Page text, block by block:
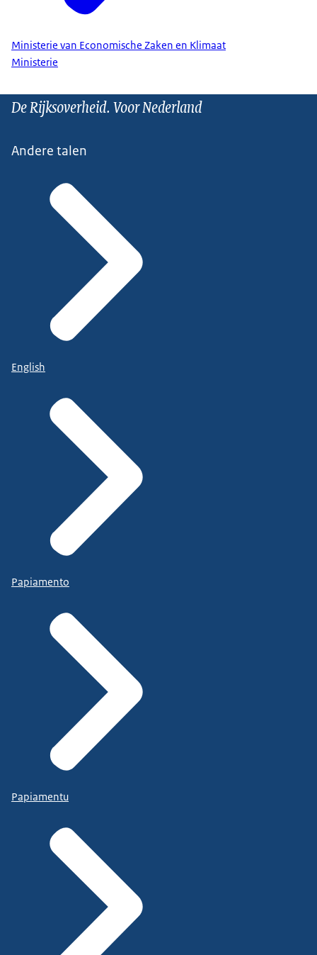
Ministerie van Economische Zaken en Klimaat
Ministerie
De Rijksoverheid. Voor Nederland
Andere talen
English
Papiamento
Papiamentu